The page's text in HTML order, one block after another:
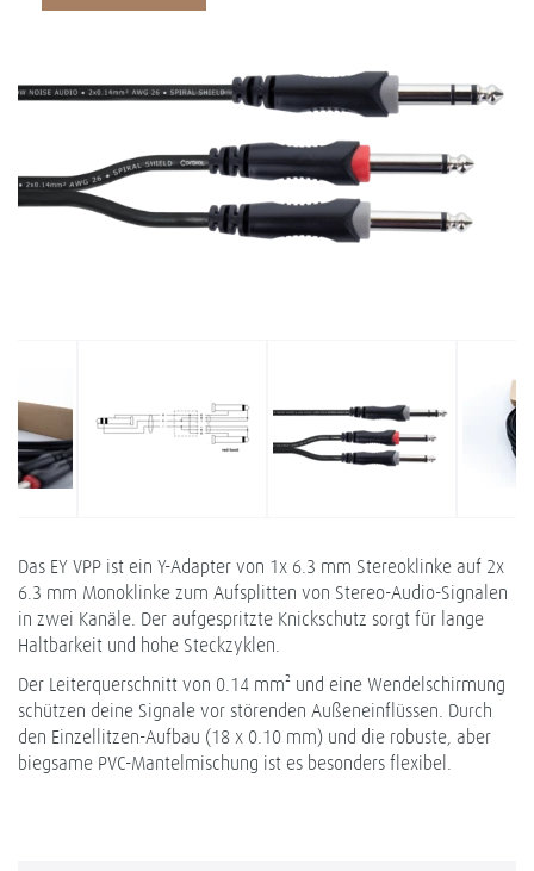
Das EY VPP ist ein Y-Adapter von 1x 6.3 mm Stereoklinke auf 2x
6.3 mm Monoklinke zum Aufsplitten von Stereo-Audio-Signalen
in zwei Kanäle. Der aufgespritzte Knickschutz sorgt für lange
Haltbarkeit und hohe Steckzyklen.
Der Leiterquerschnitt von 0.14 mm² und eine Wendelschirmung
schützen deine Signale vor störenden Außeneinflüssen. Durch
den Einzellitzen-Aufbau (18 x 0.10 mm) und die robuste, aber
biegsame PVC-Mantelmischung ist es besonders flexibel.